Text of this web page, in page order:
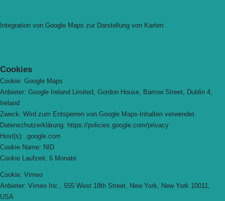
Integration von Google Maps zur Darstellung von Karten:
Cookies
Cookie: Google Maps
Anbieter: Google Ireland Limited, Gordon House, Barrow Street, Dublin 4,
Ireland
Zweck: Wird zum Entsperren von Google Maps-Inhalten verwendet.
Datenschutzerklärung: https://policies.google.com/privacy
Host(s): .google.com
Cookie Name: NID
Cookie Laufzeit: 6 Monate
Cookie: Vimeo
Anbieter: Vimeo Inc., 555 West 18th Street, New York, New York 10011,
USA